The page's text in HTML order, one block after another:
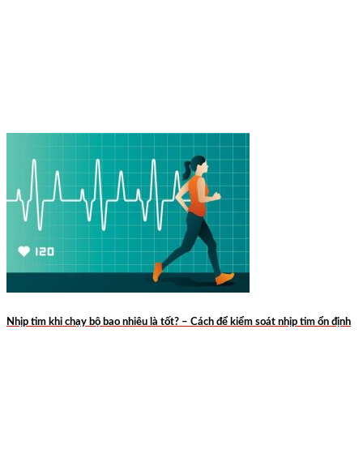
Nhịp tim khi chạy bộ bao nhiêu là tốt? – Cách để kiểm soát nhịp tim ổn định